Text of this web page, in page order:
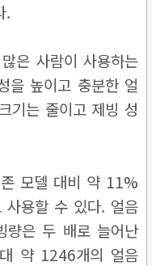
.
은 사람이 사용하는
을 높이고 충분한 얼
기는 줄이고 제빙 성
모델 대비 약 11%
사용할 수 있다. 얼음
량은 두 배로 늘어난
약 1246개의 얼음